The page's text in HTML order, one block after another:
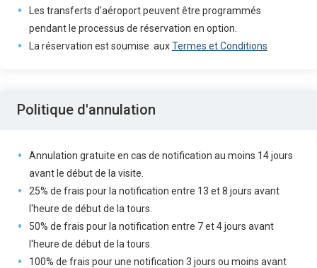
Les transferts d'aéroport peuvent être programmés
pendant le processus de réservation en option.
La réservation est soumise auxTermes et Conditions
Politique d'annulation
Annulation gratuite en cas de notification au moins 14 jours
avant le début de la visite.
25% de frais pour la notification entre 13 et 8 jours avant
l'heure de début de la tours.
50% de frais pour la notification entre 7 et 4 jours avant
l'heure de début de la tours.
100% de frais pour une notification 3 jours ou moins avant